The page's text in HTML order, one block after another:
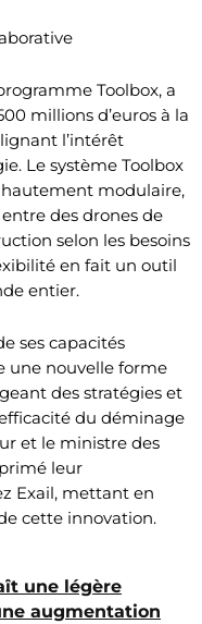
Toolbox, a
millions d’euros à la
l’intérêt
Le système Toolbox
hautement modulaire,
des drones de
selon les besoins
en fait un outil
entier.
ses capacités
une nouvelle forme
des stratégies et
du déminage
et le ministre des
leur
Exail, mettant en
cette innovation.
une légère
augmentation